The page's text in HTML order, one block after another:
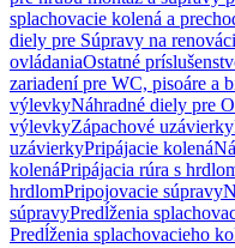
splachovacie kolená a
diely pre Súpravy na
ovládaniaOstatné
zariadení pre WC, pisoáre a
výlevkyNáhradné diely pre
výlevkyZápachové uzávierky
uzávierkyPripájacie kolená
kolenáPripájacia rúra s
hrdlomPripojovacie súpravy
súpravyPredĺženia
Predĺženia splachovacieho